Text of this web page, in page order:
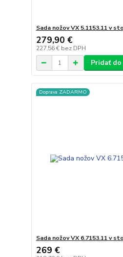
Sada nožov VX 5.1153.11 v
279,90 €
227,56 € bez DPH
Pridať
Doprava ZADARMO
Sada nožov VX 6.7153.11 v
269 €